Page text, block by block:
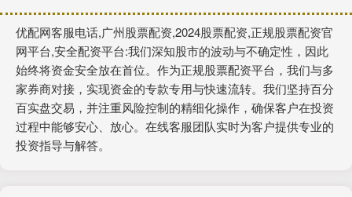
优配网客服电话,广州股票配资,2024股票配资,正规股票配资官
网平台,安全配资平台:我们深知股市的波动与不确定性，因此
始终将资金安全放在首位。作为正规股票配资平台，我们与多
家券商对接，实现资金的专款专用与快速流转。我们坚持百分
百实盘交易，并注重风险控制的精细化操作，确保客户在投资
过程中能够安心、放心。在线客服团队实时为客户提供专业的
投资指导与解答。